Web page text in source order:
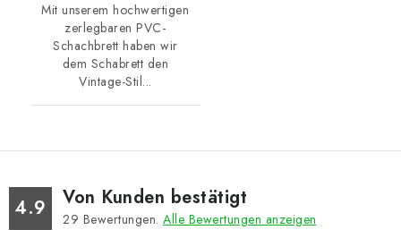
Mit unserem hochwertigen
zerlegbaren PVC-
Schachbrett haben wir
dem Schabrett den
Vintage-Stil...
4.9 Von Kunden bestätigt
29 Bewertungen. Alle Bewertungen anzeigen